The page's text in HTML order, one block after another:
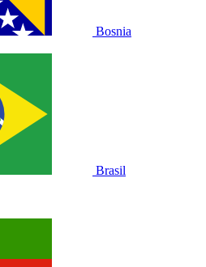
Bosnia
Brasil